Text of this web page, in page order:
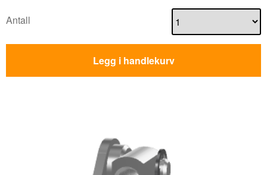
Antall
Legg i handlekurv